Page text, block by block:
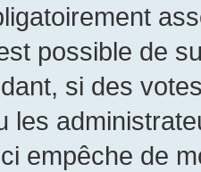
possible de
si des
les
empêche de